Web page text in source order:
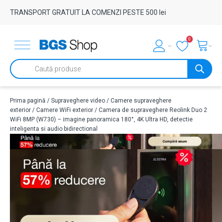
TRANSPORT GRATUIT LA COMENZI PESTE 500 lei
0
Products
search
Prima pagină / Supraveghere video / Camere supraveghere
exterior / Camere WiFi exterior / Camera de supraveghere Reolink Duo 2
WiFi 8MP (W730) – imagine panoramica 180°, 4K Ultra HD, detectie
inteligenta si audio bidirectional